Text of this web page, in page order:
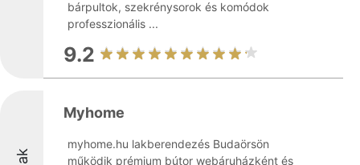
bárpultok, szekrénysorok és komódok
professzionális ...
9.2
Myhome
myhome.hu lakberendezés Budaörsön
működik prémium bútor webáruházként és